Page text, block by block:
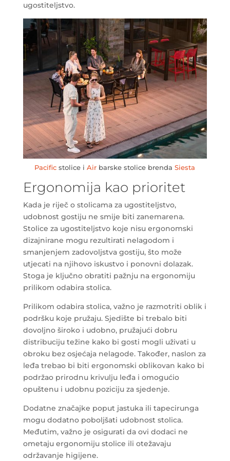
ugostiteljstvo.
Pacific stolice iAir barske stolice brendaSiesta
Ergonomija kao prioritet
Kada je riječ o stolicama za ugostiteljstvo,
udobnost gostiju ne smije biti zanemarena.
Stolice za ugostiteljstvo koje nisu ergonomski
dizajnirane mogu rezultirati nelagodom i
smanjenjem zadovoljstva gostiju, što može
utjecati na njihovo iskustvo i ponovni dolazak.
Stoga je ključno obratiti pažnju na ergonomiju
prilikom odabira stolica.
Prilikom odabira stolica, važno je razmotriti oblik i
podršku koje pružaju. Sjedište bi trebalo biti
dovoljno široko i udobno, pružajući dobru
distribuciju težine kako bi gosti mogli uživati u
obroku bez osjećaja nelagode. Također, naslon za
leđa trebao bi biti ergonomski oblikovan kako bi
podržao prirodnu krivulju leđa i omogućio
opuštenu i udobnu poziciju za sjedenje.
Dodatne značajke poput jastuka ili tapecirunga
mogu dodatno poboljšati udobnost stolica.
Međutim, važno je osigurati da ovi dodaci ne
ometaju ergonomiju stolice ili otežavaju
održavanje higijene.